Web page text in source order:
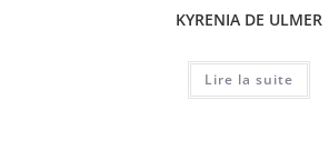
KYRENIA DE ULMER
Lire la suite